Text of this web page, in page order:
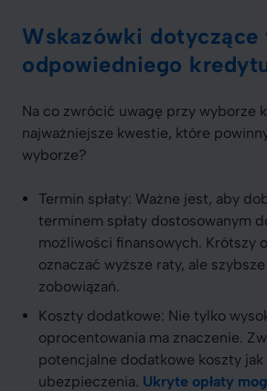
Wskazówki dotyczące
odpowiedniego
Na co zwrócić uwagę przy wyborze
najważniejsze kwestie, które
wyborze?
Termin spłaty: Ważne jest, aby
terminem spłaty dostosowanym
możliwości finansowych. Krótszy
oznaczać wyższe raty, ale
zobowiązań.
Koszty dodatkowe: Nie tylko
oprocentowania ma znaczenie.
potencjalne dodatkowe koszty
ubezpieczenia. Ukryte opłaty